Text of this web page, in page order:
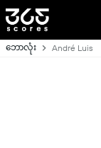
ဘောလုံး André Luis